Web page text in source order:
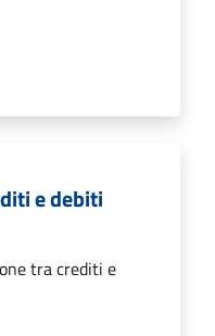
e debiti
tra crediti e